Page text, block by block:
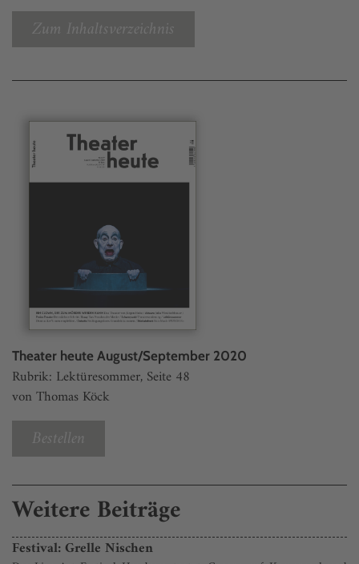
Zum Inhaltsverzeichnis
Theater heute August/September 2020
Rubrik: Lektüresommer, Seite 48
von Thomas Köck
Bestellen
Weitere Beiträge
Festival: Grelle Nischen